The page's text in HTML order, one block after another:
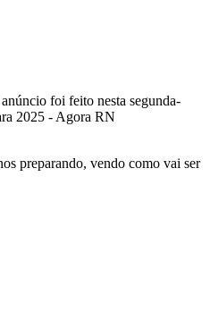
foi feito nesta segunda-
preparando, vendo como vai ser